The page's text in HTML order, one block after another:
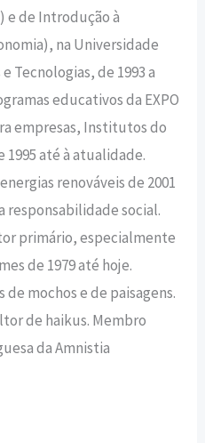
e de Introdução à
na Universidade
Tecnologias, de 1993 a
educativos da EXPO
empresas, Institutos do
1995 até à atualidade.
renováveis de 2001
responsabilidade social.
primário, especialmente
de 1979 até hoje.
mochos e de paisagens.
de haikus. Membro
da Amnistia